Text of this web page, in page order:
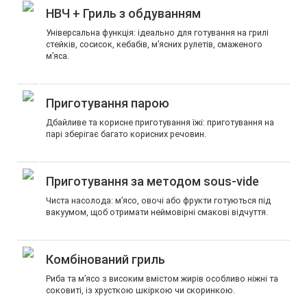
НВЧ + Гриль з обдуванням
Універсальна функція: ідеально для готування на грилі
стейків, сосисок, кебабів, м’ясних рулетів, смаженого
м’яса.
Приготування парою
Дбайливе та корисне приготування їжі: приготування на
парі зберігає багато корисних речовин.
Приготування за методом sous-vide
Чиста насолода: м’ясо, овочі або фрукти готуються під
вакуумом, щоб отримати неймовірні смакові відчуття.
Комбінований гриль
Риба та м’ясо з високим вмістом жирів особливо ніжні та
соковиті, із хрусткою шкіркою чи скоринкою.